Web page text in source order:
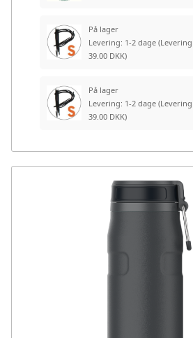
På lager
Levering: 1-2 dage (Levering
39.00 DKK)
På lager
Levering: 1-2 dage (Levering
39.00 DKK)